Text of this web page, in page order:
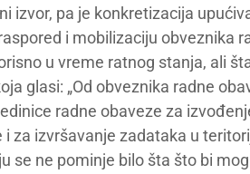
izvor, pa je konkretizacija
i mobilizaciju obveznika
u vreme ratnog stanja, ali
glasi: „Od obveznika radne
radne obaveze za
i za izvršavanje zadataka u
se ne pominje bilo šta što bi